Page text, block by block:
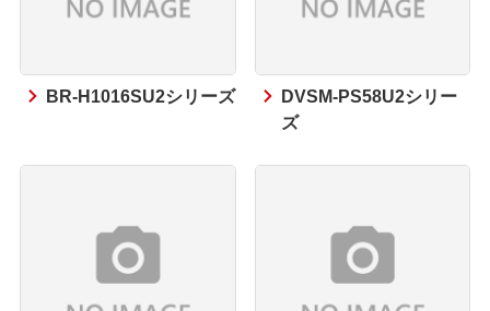
BR-H1016SU2シリーズ
DVSM-PS58U2シリー
ズ